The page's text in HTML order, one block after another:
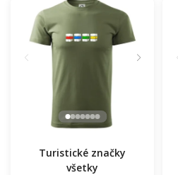
Turistické značky
všetky